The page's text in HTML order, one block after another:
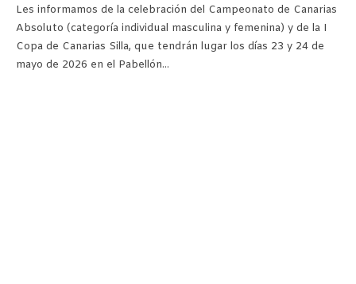
Les informamos de la celebración del Campeonato de Canarias
Absoluto (categoría individual masculina y femenina) y de la I
Copa de Canarias Silla, que tendrán lugar los días 23 y 24 de
mayo de 2026 en el Pabellón...